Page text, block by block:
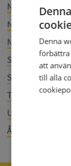
Nybro Bilteknik
Nybro Elnät
Nybro Hydraulik
SBC Verkstad AB
Svensk
Teilmanns
Uthyrning i
Åry AB
Denna
förbättra
att
till alla